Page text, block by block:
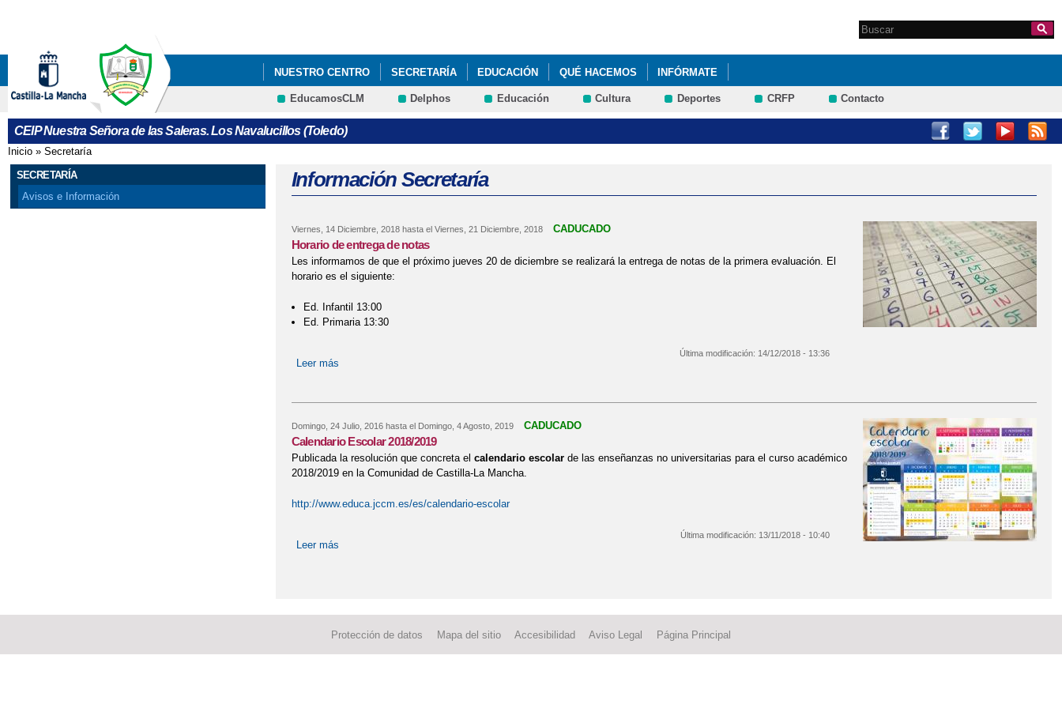
Formulario de
Search this site
NUESTRO CENTRO SECRETARÍA EDUCACIÓN QUÉ HACEMOS INFÓRMATE
EducamosCLM Delphos Educación Cultura Deportes CRFP Contacto
CEIP Nuestra Señora de las Saleras. Los Navalucillos (Toledo)
Se encuentra usted aquí
Inicio » Secretaría
SECRETARÍA
Avisos e Información
Información Secretaría
Viernes, 14 Diciembre, 2018hasta el Viernes, 21 Diciembre, 2018 CADUCADO
Horario de entrega de notas
Les informamos de que el próximo jueves 20 de diciembre se realizará la entrega de notas de la primera evaluación. El
horario es el siguiente:
Ed. Infantil 13:00
Ed. Primaria 13:30
Leer más
Última modificación: 14/12/2018 - 13:36
Domingo, 24 Julio, 2016hasta el Domingo, 4 Agosto, 2019 CADUCADO
Calendario Escolar 2018/2019
Publicada la resolución que concreta el calendario escolarde las enseñanzas no universitarias para el curso académico
2018/2019 en la Comunidad de Castilla-La Mancha.
http://www.educa.jccm.es/es/calendario-escolar
Leer más
Última modificación: 13/11/2018 - 10:40
Protección de datos Mapa del sitio Accesibilidad Aviso Legal Página Principal